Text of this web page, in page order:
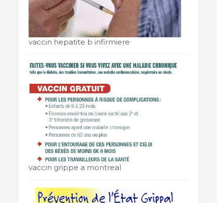
vaccin hepatite b infirmiere
vaccin grippe a montreal